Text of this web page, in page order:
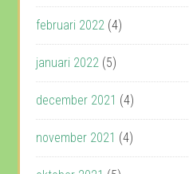
februari 2022 (4)
januari 2022 (5)
december 2021 (4)
november 2021 (4)